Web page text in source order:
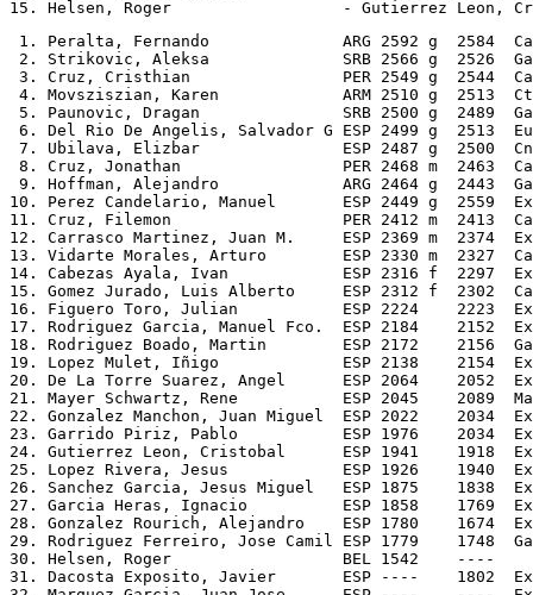
1. Peralta, Fernando              ARG 2592 g  2584
2. Strikovic, Aleksa              SRB 2566 g  2526
3. Cruz, Cristhian                PER 2549 g  2544
4. Movsziszian, Karen             ARM 2510 g  2513
5. Paunovic, Dragan               SRB 2500 g  2489
6. Del Rio De Angelis, Salvador G ESP 2499 g  2513
7. Ubilava, Elizbar               ESP 2487 g  2500
8. Cruz, Jonathan                 PER 2468 m  2463
9. Hoffman, Alejandro             ARG 2464 g  2443
10. Perez Candelario, Manuel       ESP 2449 g  2559
11. Cruz, Filemon                  PER 2412 m  2413
12. Carrasco Martinez, Juan M.     ESP 2369 m  2374
13. Vidarte Morales, Arturo        ESP 2330 m  2327
14. Cabezas Ayala, Ivan            ESP 2316 f  2297
15. Gomez Jurado, Luis Alberto     ESP 2312 f  2302
16. Figuero Toro, Julian           ESP 2224    2223
17. Rodriguez Garcia, Manuel Fco.  ESP 2184    2152
18. Rodriguez Boado, Martin        ESP 2172    2156
19. Lopez Mulet, Iñigo             ESP 2138    2154
20. De La Torre Suarez, Angel      ESP 2064    2052
21. Mayer Schwartz, Rene           ESP 2045    2089
22. Gonzalez Manchon, Juan Miguel  ESP 2022    2034
23. Garrido Piriz, Pablo           ESP 1976    2034
24. Gutierrez Leon, Cristobal      ESP 1941    1918
25. Lopez Rivera, Jesus            ESP 1926    1940
26. Sanchez Garcia, Jesus Miguel   ESP 1875    1838
27. Garcia Heras, Ignacio          ESP 1858    1769
28. Gonzalez Rourich, Alejandro    ESP 1780    1674
29. Rodriguez Ferreiro, Jose Camil ESP 1779    1748
30. Helsen, Roger                  BEL 1542    ----
31. Dacosta Exposito, Javier       ESP ----    1802